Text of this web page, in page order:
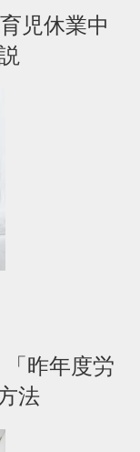
児休業中
昨年度労
法